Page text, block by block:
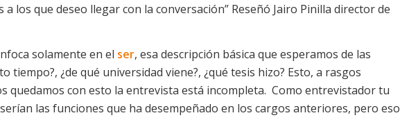
los que deseo llegar con la conversación” Reseñó Jairo Pinilla director de
solamente en el ser, esa descripción básica que esperamos de las
tiempo?, ¿de qué universidad viene?, ¿qué tesis hizo? Esto, a rasgos
quedamos con esto la entrevista está incompleta. Como entrevistador tu
las funciones que ha desempeñado en los cargos anteriores, pero eso